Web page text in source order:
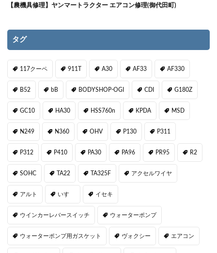
【農機具修理】ヤンマートラクター エアコン修理(御代田町)
タグ
117クーペ 911T A30 AF33 AF330
B52 bB BODYSHOP-OGI CDI G180Z
GC10 HA30 HSS760n KPDA MSD
N249 N360 OHV P130 P311
P312 P410 PA30 PA96 PR95 R2
SOHC TA22 TA325F アクセルワイヤ
アルト いすゞ イセキ
ウインカーレバースイッチ ウォーターポンプ
ウォーターポンプ用ガスケット ヴォクシー エアコン